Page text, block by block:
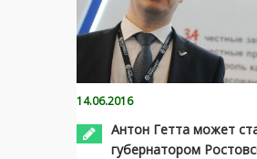
14.06.2016
Антон Гетта может
губернатором